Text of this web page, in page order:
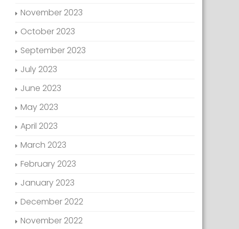
November 2023
October 2023
September 2023
July 2023
June 2023
May 2023
April 2023
March 2023
February 2023
January 2023
December 2022
November 2022